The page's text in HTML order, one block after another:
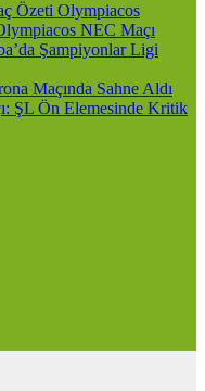
Özeti Olympiacos
NEC Maçı
Şampiyonlar Ligi
Maçında Sahne Aldı
ŞL Ön Elemesinde Kritik